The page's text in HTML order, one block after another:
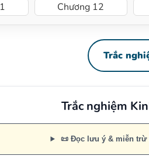
Chương 12
Trắc
Trắc nghiệm
📜 Đọc lưu ý & miễn